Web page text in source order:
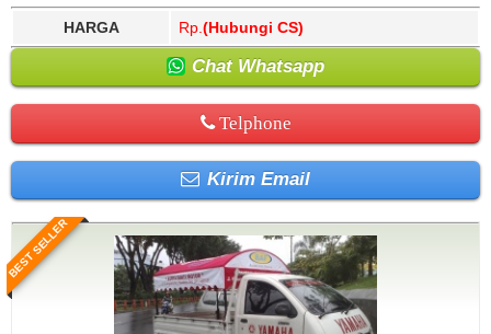
HARGA Rp. (Hubungi CS)
Chat Whatsapp
Telphone
Kirim Email
BEST SELLER